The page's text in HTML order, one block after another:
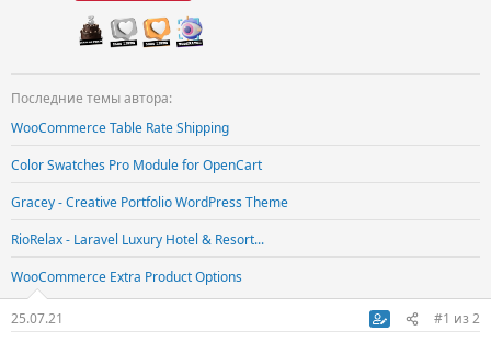
а
к
н
с
ь
Последние темы автора:
WooCommerce Table Rate Shipping
Color Swatches Pro Module for OpenCart
Gracey - Creative Portfolio WordPress Theme
RioRelax - Laravel Luxury Hotel & Resort...
WooCommerce Extra Product Options
25.07.21 #1 из2